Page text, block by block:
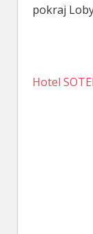
pokraj
Hotel